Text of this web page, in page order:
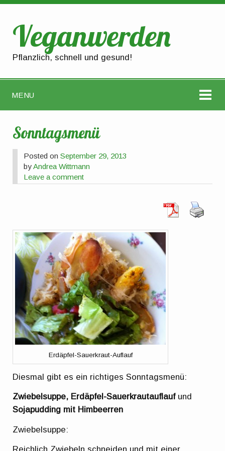
Veganwerden
Pflanzlich, schnell und gesund!
MENU
Sonntagsmenü
Posted onSeptember 29, 2013
byAndrea Wittmann
Leave a comment
Erdäpfel-Sauerkraut-Auflauf
Diesmal gibt es ein richtiges Sonntagsmenü:
Zwiebelsuppe, Erdäpfel-Sauerkrautauflauf und
Sojapudding mit Himbeerren
Zwiebelsuppe: